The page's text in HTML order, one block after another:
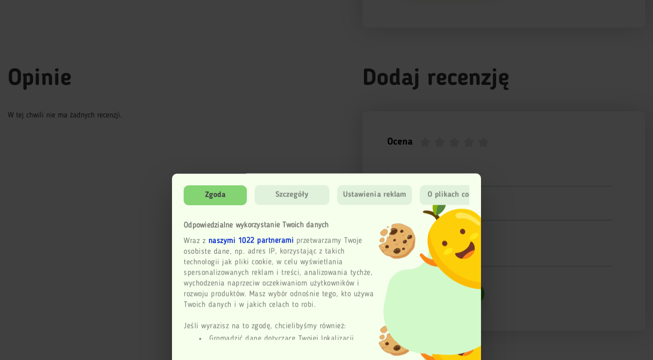
Zgoda Szczegóły Ustawienia reklam O plikach cookies
Odpowiedzialne wykorzystanie Twoich danych
Wraz z naszymi 1022 partnerami przetwarzamy Twoje
osobiste dane, np. adres IP, korzystając z takich
technologii jak pliki cookie, w celu wyświetlania
spersonalizowanych reklam i treści, analizowania tychże,
wychodzenia naprzeciw oczekiwaniom użytkowników i
rozwoju produktów. Masz wybór odnośnie tego, kto używa
Twoich danych i w jakich celach to robi.
Jeśli wyrazisz na to zgodę, chcielibyśmy również:
Gromadzić dane dotyczące Twojej lokalizacji
Opinie
W tej chwili nie ma żadnych recenzji.
Dodaj recenzję
Ocena
Twoja opinia